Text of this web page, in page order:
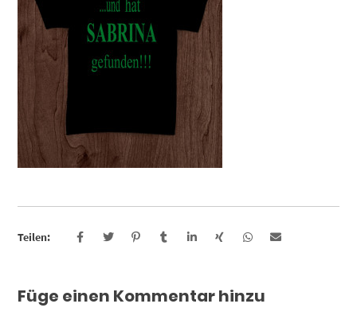
Teilen:
Füge einen Kommentar hinzu